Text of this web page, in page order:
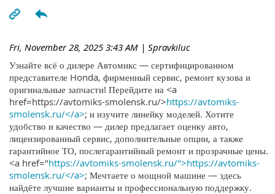
Fri, November 28, 2025 3:43 AM | Spravkiluc
Узнайте всё о дилере Автомикс — сертифицированном
представителе Honda, фирменный сервис, ремонт кузова и
оригинальные запчасти! Перейдите на <a
href=https://avtomiks-smolensk.ru/>https://avtomiks-
smolensk.ru/</a>; и изучите линейку моделей. Хотите
удобство и качество — дилер предлагает оценку авто,
лицензированный сервис, дополнительные опции, а также
гарантийное ТО, послегарантийный ремонт и прозрачные цены.
<a href="https://avtomiks-smolensk.ru/">https://avtomiks-
smolensk.ru/</a>; Мечтаете о мощной машине — здесь
найдёте лучшие варианты и профессиональную поддержку.